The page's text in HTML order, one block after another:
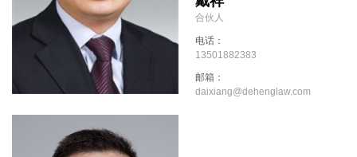
合伙人
电话：
13501882383
邮箱：
daixiang@dehenglaw.com